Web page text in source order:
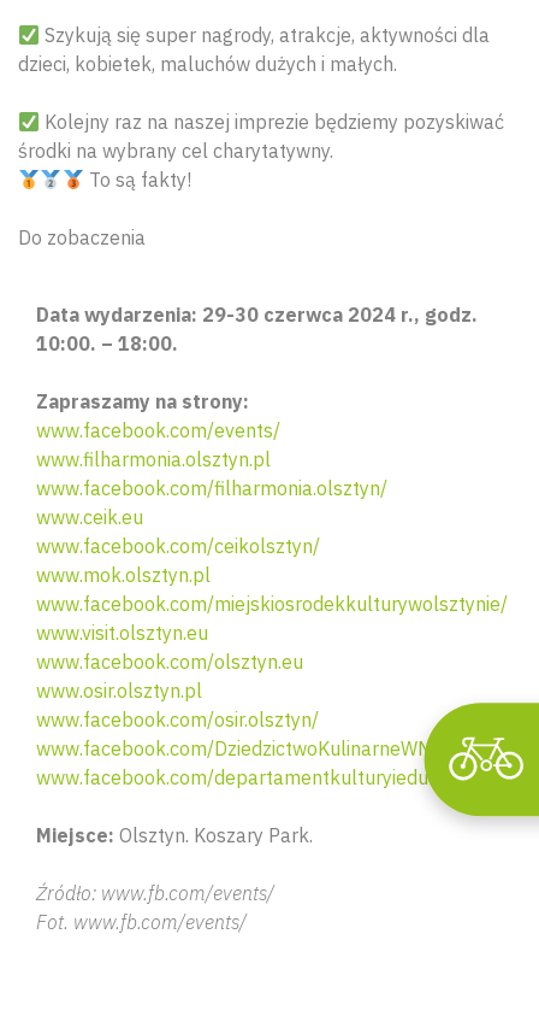
Szykują się super nagrody, atrakcje, aktywności dla
dzieci, kobietek, maluchów dużych i małych.
Kolejny raz na naszej imprezie będziemy pozyskiwać
środki na wybrany cel charytatywny.
To są fakty!
Do zobaczenia
Data wydarzenia: 29-30 czerwca 2024 r., godz.
10:00. – 18:00.
Zapraszamy na strony:
www.facebook.com/events/
www.filharmonia.olsztyn.pl
www.facebook.com/filharmonia.olsztyn/
www.ceik.eu
www.facebook.com/ceikolsztyn/
www.mok.olsztyn.pl
www.facebook.com/miejskiosrodekkulturywolsztynie/
www.visit.olsztyn.eu
www.facebook.com/olsztyn.eu
www.osir.olsztyn.pl
www.facebook.com/osir.olsztyn/
www.facebook.com/DziedzictwoKulinarneWM
www.facebook.com/departamentkulturyiedukacji
Miejsce: Olsztyn. Koszary Park.
Źródło: www.fb.com/events/
Fot. www.fb.com/events/